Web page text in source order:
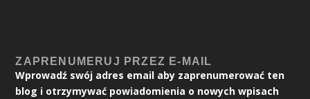
ZAPRENUMERUJ PRZEZ E-MAIL
Wprowadź swój adres email aby zaprenumerować ten
blog i otrzymywać powiadomienia o nowych wpisach